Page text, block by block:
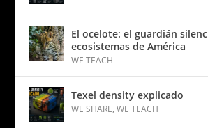
El ocelote: el guardián
ecosistemas de América
WE TEACH
Texel density explicado
WE SHARE,WE TEACH